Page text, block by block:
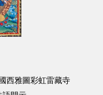
西雅圖彩虹雷藏寺